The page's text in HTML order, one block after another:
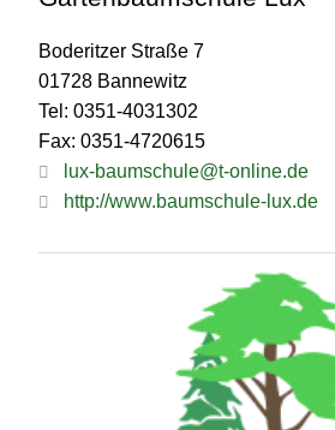
Boderitzer Straße 7
01728 Bannewitz
Tel: 0351-4031302
Fax: 0351-4720615
lux-baumschule@t-online.de
http://www.baumschule-lux.de